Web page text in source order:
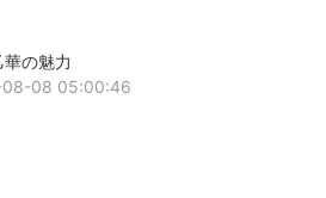
華の魅力
08 05:00:46